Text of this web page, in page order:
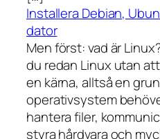
Installera Debian,
dator
Men först: vad är
du redan Linux utan
en kärna, alltså en
operativsystem
hantera filer,
styra hårdvara och